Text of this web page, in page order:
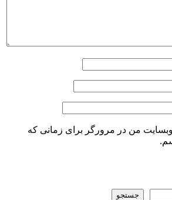
وبسایت من در مرورگر برای زمانی که
جستجو